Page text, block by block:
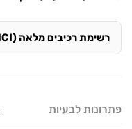
רשימת רכיבים מלאה (INCI)
פתרונות לבעיות